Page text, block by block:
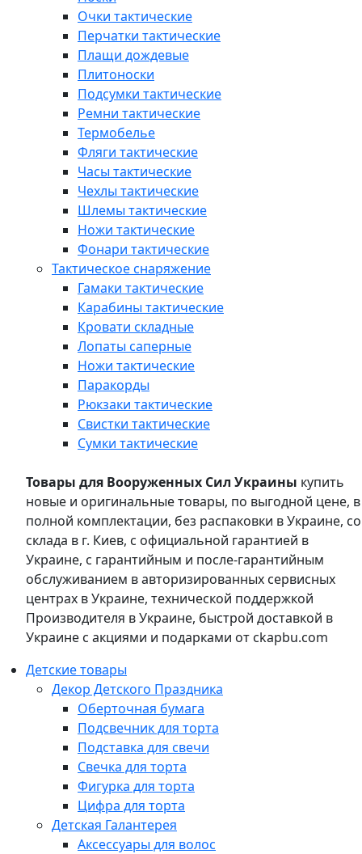
Очки тактические
Перчатки тактические
Плащи дождевые
Плитоноски
Подсумки тактические
Ремни тактические
Термобелье
Фляги тактические
Часы тактические
Чехлы тактические
Шлемы тактические
Ножи тактические
Фонари тактические
Тактическое снаряжение
Гамаки тактические
Карабины тактические
Кровати складные
Лопаты саперные
Ножи тактические
Паракорды
Рюкзаки тактические
Свистки тактические
Сумки тактические
Товары для Вооруженных Сил Украины купить
новые и оригинальные товары, по выгодной цене, в
полной комплектации, без распаковки в Украине, со
склада в г. Киев, с официальной гарантией в
Украине, с гарантийным и после-гарантийным
обслуживанием в авторизированных сервисных
центрах в Украине, технической поддержкой
Производителя в Украине, быстрой доставкой в
Украине с акциями и подарками от ckapbu.com
Детские товары
Декор Детского Праздника
Оберточная бумага
Подсвечник для торта
Подставка для свечи
Свечка для торта
Фигурка для торта
Цифра для торта
Детская Галантерея
Аксессуары для волос